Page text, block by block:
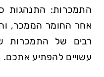
התמכרות: התנהגות
אחר החומר הממכר,
רבים של התמכרות
עשויים להפתיע אתכם.